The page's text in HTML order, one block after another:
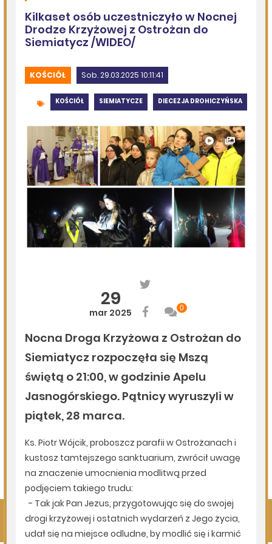
DZISIEJSZY Podlasie24
Wytrwałość, modlitwa i droga ku Jasnej Górze /AUDIO/
DZISIEJSZY Miejska Biblioteka Publiczna w Siemiatyczach
„Historie blisko ludzi – Podlaskie inspiracje”
07.08.2026 Komenda Policji Siemiatycze
Szedł ulicą z nożem w ręku i metalową rurką - w plecaku
miał skradziony alkohol i perfumy
07.08.2026 Miejska Biblioteka Publiczna w Siemiatyczach
Wernisaż wystawy „Pędzlem i sercem” w Galerii
Po raz 35. w Mielniku odbędą się Muzyczne Dialogi nad
06.08.2026 Podlasie24
Trud drogi i siła wspólnoty. Szósty dzień Pieszej
Pielgrzymki Drohiczyńskiej na Jasną Górę
Milejczyce przyciągają tłumy. Poznaj program nabożeństw
/AUDIO/
Pokaż więcej
Kliknij, by wyświetlić wszystkie artykuły